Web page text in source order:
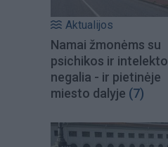
Aktualijos
Namai žmonėms su
psichikos ir intelekto
negalia - ir pietinėje
miesto dalyje (7)